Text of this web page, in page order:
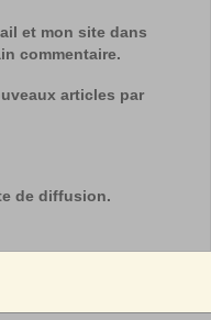
et mon site dans
commentaire.
articles par
de diffusion.